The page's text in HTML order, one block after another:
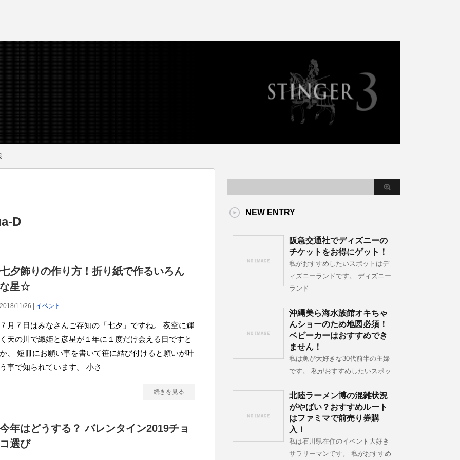
D
七夕飾りの作り方！折り紙で作るいろん
な星☆
2018/11/26 | イベント
７月７日はみなさんご存知の「七夕」ですね。 夜空に輝
く天の川で織姫と彦星が１年に１度だけ会える日ですと
か、 短冊にお願い事を書いて笹に結び付けると願いが叶
う事で知られています。 小さ
続きを見る
今年はどうする？ バレンタイン2019チョ
コ選び
NEW ENTRY
阪急交通社でディズニーの
チケットをお得にゲット！
私がおすすめしたいスポットはデ
ィズニーランドです。 ディズニー
ランド
沖縄美ら海水族館オキちゃ
んショーのため地図必須！
ベビーカーはおすすめでき
ません！
私は魚が大好きな30代前半の主婦
です。 私がおすすめしたいスポッ
北陸ラーメン博の混雑状況
がやばい？おすすめルート
はファミマで前売り券購
入！
私は石川県在住のイベント大好き
サラリーマンです。 私がおすすめ